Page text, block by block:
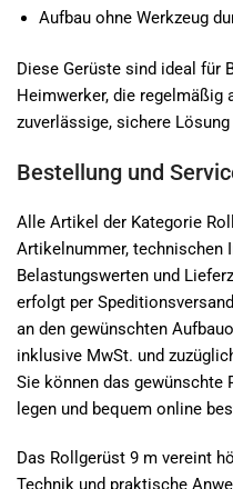
Aufbau ohne Werkzeug
Diese Gerüste sind ideal für
Heimwerker, die regelmäßig
zuverlässige, sichere
Bestellung und
Alle Artikel der Kategorie
Artikelnummer, technischen
Belastungswerten und
erfolgt per
an den gewünschten
inklusive MwSt. und
Sie können das gewünschte
legen und bequem online
Das Rollgerüst 9 m vereint